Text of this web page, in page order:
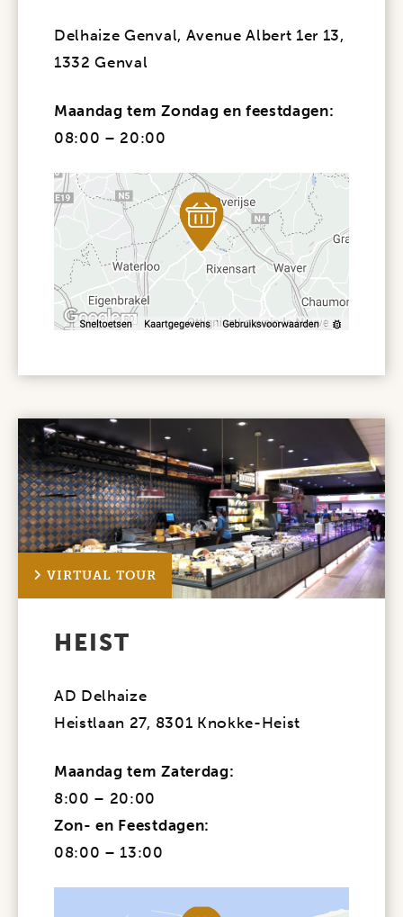
Delhaize Genval, Avenue Albert 1er 13,
1332 Genval
Maandagtem Zondag en feestdagen:
08:00 – 20:00
VIRTUAL TOUR
HEIST
AD Delhaize
Heistlaan 27, 8301 Knokke-Heist
Maandag tem Zaterdag:
8:00 – 20:00
Zon- en Feestdagen:
08:00 – 13:00